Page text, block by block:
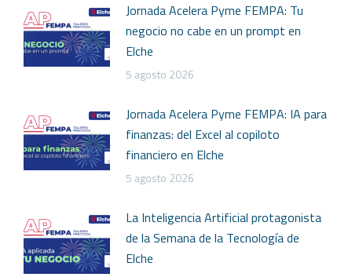
Jornada Acelera Pyme FEMPA: Tu
negocio no cabe en un prompt en
Elche
5 agosto 2026
Jornada Acelera Pyme FEMPA: IA para
finanzas: del Excel al copiloto
financiero en Elche
5 agosto 2026
La Inteligencia Artificial protagonista
de la Semana de la Tecnología de
Elche